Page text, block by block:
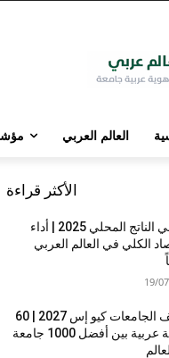
العالم العربي
الأكثر قراءة
إجمالي الناتج المحلي 2025 | أداء
الكلي في العالم العربي
19/
تصنيف الجامعات كيو إس 2027 | 60
جامعة عربية بين أفضل 1000 جامعة